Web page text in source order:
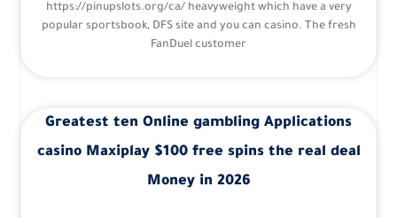
https://pinupslots.org/ca/ heavyweight which have a very
popular sportsbook, DFS site and you can casino. The fresh
FanDuel customer
Greatest ten Online gambling Applications
casino Maxiplay $100 free spins the real deal
Money in 2026